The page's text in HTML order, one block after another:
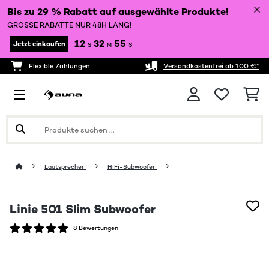
Bis zu 29 % Rabatt auf ausgewählte Produkte!
GROSSE RABATTE NUR 48H LANG!
Jetzt einkaufen 12 S 32 M 54 S
Flexible Zahlungen Versandkostenfrei ab 100 €*
Lautsprecher HiFi-Subwoofer
Linie 501 Slim Subwoofer
8 Bewertungen